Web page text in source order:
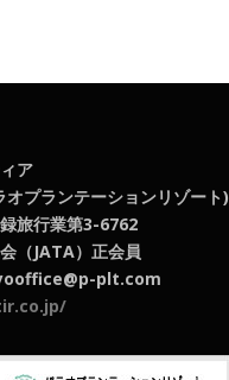
ア
オプランテーションリゾート)
旅行業第3-6762
（JATA）正会員
plt.com